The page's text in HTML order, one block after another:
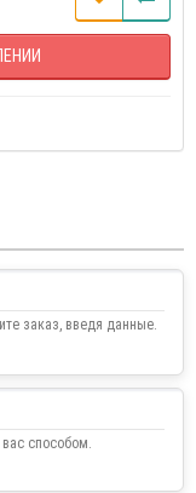
заказ, введя данные.
способом.